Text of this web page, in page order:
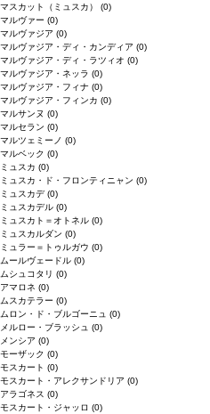
マスカット（ミュスカ） (0)
マルヴァー (0)
マルヴァジア (0)
マルヴァジア・ディ・カンディア (0)
マルヴァジア・ディ・ラツィオ (0)
マルヴァジア・ネッラ (0)
マルヴァジア・フィナ (0)
マルヴァジア・フィンカ (0)
マルサンヌ (0)
マルセラン (0)
マルツェミーノ (0)
マルベック (0)
ミュスカ (0)
ミュスカ・ド・フロンティニャン (0)
ミュスカデ(0)
ミュスカデル (0)
ミュスカト＝オトネル (0)
ミュスカルダン (0)
ミュラー＝トゥルガウ (0)
ムールヴェードル (0)
ムシュコタリ (0)
アマロネ (0)
ムスカテラー (0)
ムロン・ド・ブルゴーニュ (0)
メルロー・ブラッシュ (0)
メンシア (0)
モーザック (0)
モスカート (0)
モスカート・アレクサンドリア (0)
アラゴネス (0)
モスカート・ジャッロ (0)